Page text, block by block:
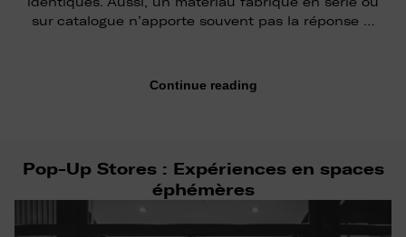
sur catalogue n’apporte souvent pas la réponse …
Continue reading
Pop-Up Stores : Expériences en spaces
éphémères